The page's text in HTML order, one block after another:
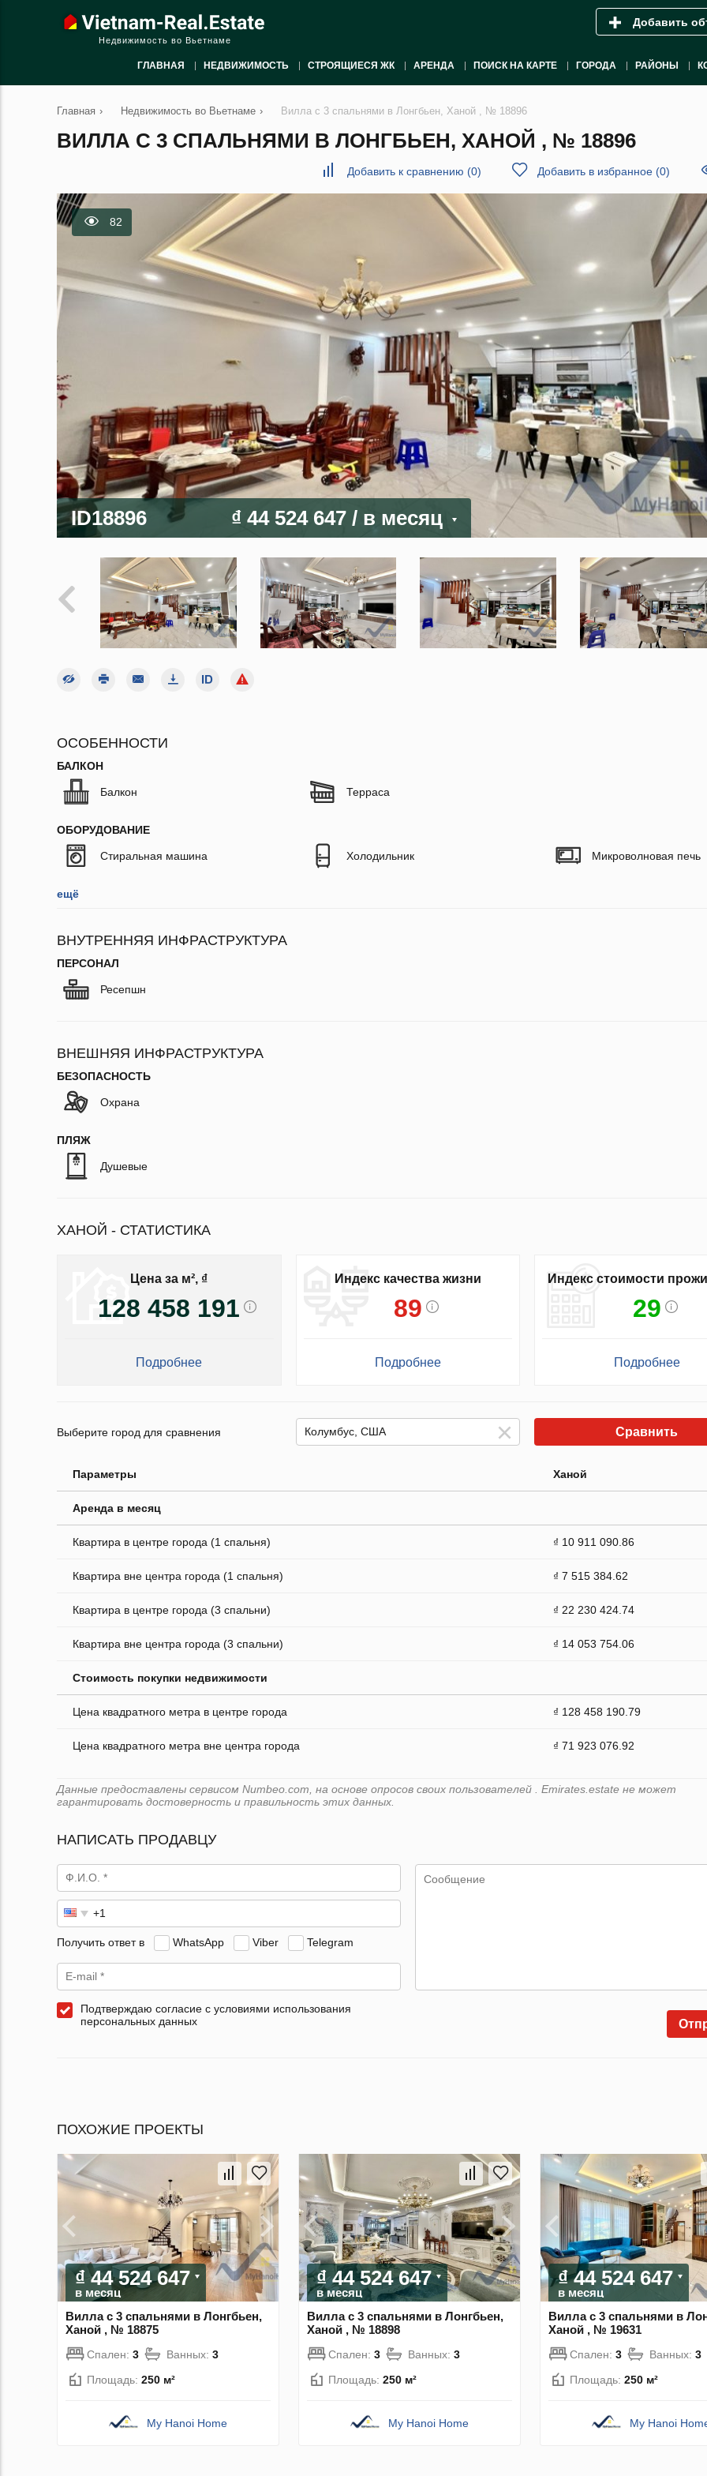
Недвижимость во Вьетнаме
Добавить
ГЛАВНАЯ НЕДВИЖИМОСТЬ СТРОЯЩИЕСЯ ЖК АРЕНДА ПОИСК НА КАРТЕ ГОРОДА РАЙОНЫ
Главная › Недвижимость во Вьетнаме › Вилла с 3 спальнями в Лонгбьен, Ханой , № 18896
ВИЛЛА С 3 СПАЛЬНЯМИ В ЛОНГБЬЕН, ХАНОЙ , № 18896
Добавить к сравнению (0) Добавить в избранное (0)
82
ID18896 ₫ 44 524 647 / в месяц
ОСОБЕННОСТИ
БАЛКОН
Балкон Терраса
ОБОРУДОВАНИЕ
Стиральная машина Холодильник Микроволновая печь
ещё
ВНУТРЕННЯЯ ИНФРАСТРУКТУРА
ПЕРСОНАЛ
Ресепшн
ВНЕШНЯЯ ИНФРАСТРУКТУРА
БЕЗОПАСНОСТЬ
Охрана
ПЛЯЖ
Душевые
ХАНОЙ - СТАТИСТИКА
Цена за м², ₫
128 458 191
Подробнее
Индекс качества жизни
89
Подробнее
Индекс стоимости
29
Подробнее
Выберите город для сравнения Сравнить
Параметры Ханой
Аренда в месяц
Квартира в центре города (1 спальня) ₫ 10 911 090.86
Квартира вне центра города (1 спальня) ₫ 7 515 384.62
Квартира в центре города (3 спальни) ₫ 22 230 424.74
Квартира вне центра города (3 спальни) ₫ 14 053 754.06
Стоимость покупки недвижимости
Цена квадратного метра в центре города ₫ 128 458 190.79
Цена квадратного метра вне центра города ₫ 71 923 076.92
Данные предоставлены сервисом Numbeo.com, на основе опросов своих пользователей . Emirates.estate не может
гарантировать достоверность и правильность этих данных.
НАПИСАТЬ ПРОДАВЦУ
Получить ответ в WhatsApp Viber Telegram
Подтверждаю согласие с условиями использования
персональных данных
ПОХОЖИЕ ПРОЕКТЫ
₫ 44 524 647
в месяц
Вилла с 3 спальнями в Лонгбьен,
Ханой , № 18875
Спален: 3 Ванных: 3
Площадь: 250 м²
My Hanoi Home
₫ 44 524 647
в месяц
Вилла с 3 спальнями в Лонгбьен,
Ханой , № 18898
Спален: 3 Ванных: 3
Площадь: 250 м²
My Hanoi Home
₫ 44 524 647
в месяц
Вилла с 3 спальнями в
Ханой , № 19631
Спален: 3 Ванных: 3
Площадь: 250 м²
My Hanoi